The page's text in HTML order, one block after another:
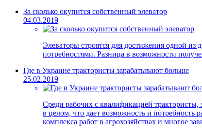
За сколько окупится собственный элеватор
04.03.2019
Элеваторы строятся для достижения одной из
потребностями. Разница в возможности
Где в Украине трактористы зарабатывают больше
25.02.2019
Среди рабочих с квалификацией трактористы,
в целом, что дает возможность и потребность
комплекса работ в агрохозяйствах и многое